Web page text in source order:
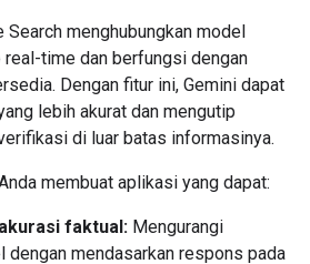
Search menghubungkan model
time dan berfungsi dengan
Dengan fitur ini, Gemini dapat
lebih akurat dan mengutip
di luar batas informasinya.
membuat aplikasi yang dapat:
faktual: Mengurangi
dengan mendasarkan respons pada